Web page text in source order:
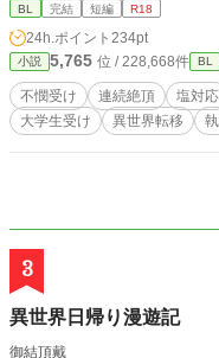
BL 完結 短編 R18
24h.ポイント 234pt
小説 5,765 位 / 228,668件 BL
不憫受け 連続絶頂 塩対応
大学生受け
異世界転移
3
異世界日帰り漫遊記
御結頂戴